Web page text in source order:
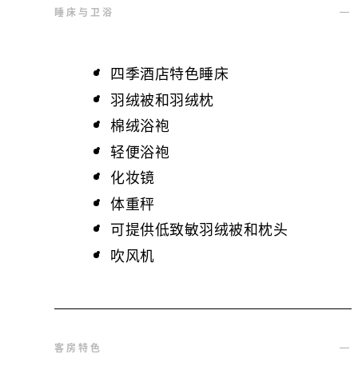
睡床与卫浴
四季酒店特色睡床
羽绒被和羽绒枕
棉绒浴袍
轻便浴袍
化妆镜
体重秤
可提供低致敏羽绒被和枕头
吹风机
客房特色